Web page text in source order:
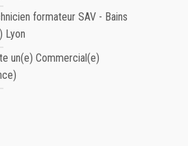
formateur SAV - Bains
Lyon
un(e) Commercial(e)